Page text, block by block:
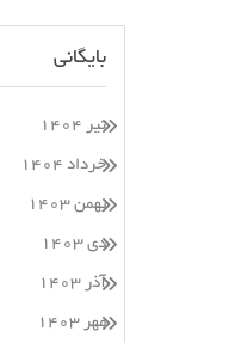
بایگانی
تیر ۱۴۰۴
خرداد ۱۴۰۴
بهمن ۱۴۰۳
دی ۱۴۰۳
آذر ۱۴۰۳
مهر ۱۴۰۳